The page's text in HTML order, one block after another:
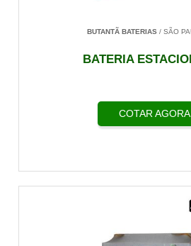
BUTANTÃ BATERIAS / SÃO
BATERIA
COTAR AGORA